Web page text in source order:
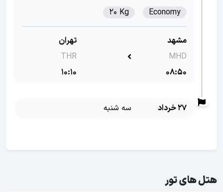
Economy
20 Kg
مشهد
MHD
08:50
تهران
THR
10:10
27 خرداد سه شنبه
هتل های تور